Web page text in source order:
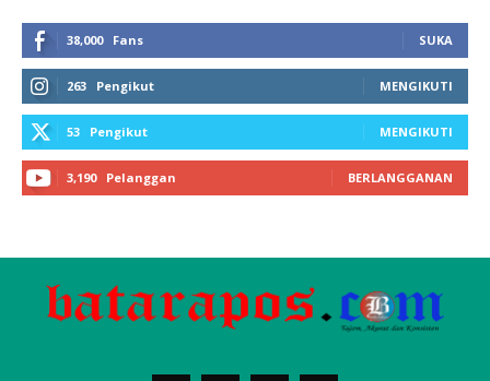
38,000 Fans SUKA
263 Pengikut MENGIKUTI
53 Pengikut MENGIKUTI
3,190 Pelanggan BERLANGGANAN